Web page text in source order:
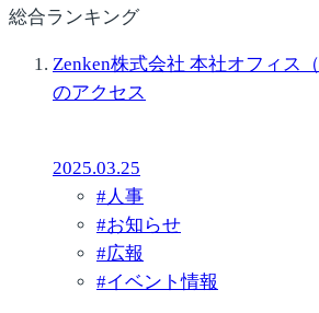
総合ランキング
Zenken株式会社 本社オフィス
のアクセス
2025.03.25
# 人事
#お知らせ
#広報
#イベント情報